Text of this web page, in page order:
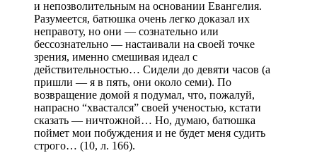
и непозволительным на основании Евангелия.
Разумеется, батюшка очень легко доказал их
неправоту, но они — сознательно или
бессознательно — настаивали на своей точке
зрения, именно смешивая идеал с
действительностью… Сидели до девяти часов (а
пришли — я в пять, они около семи). По
возвращение домой я подумал, что, пожалуй,
напрасно “хвастался” своей ученостью, кстати
сказать — ничтожной… Но, думаю, батюшка
поймет мои побуждения и не будет меня судить
строго… (10, л. 166).